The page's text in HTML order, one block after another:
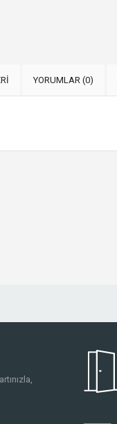
YORUMLAR (0)